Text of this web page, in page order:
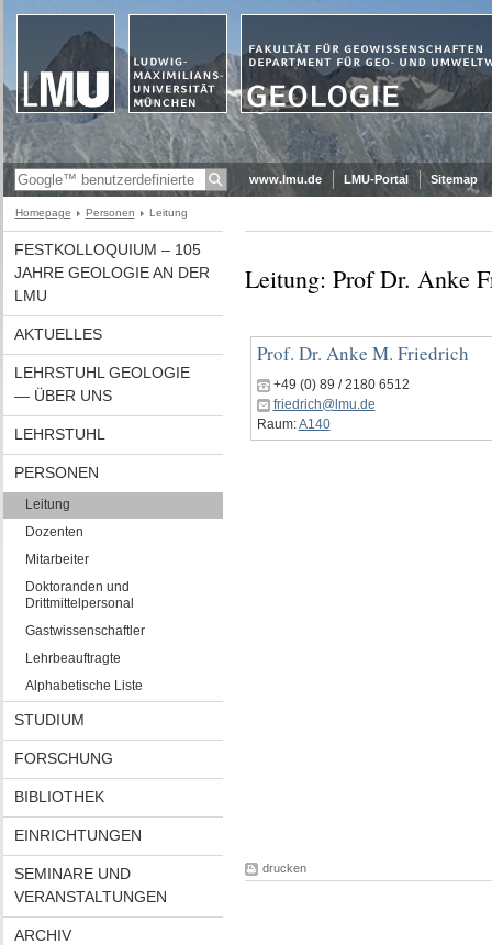
www.lmu.de LMU-Portal Sitemap
Homepage Personen Leitung
FESTKOLLOQUIUM – 105
JAHRE GEOLOGIE AN DER
LMU
AKTUELLES
LEHRSTUHL GEOLOGIE
— ÜBER UNS
LEHRSTUHL
PERSONEN
Leitung
Dozenten
Mitarbeiter
Doktoranden und
Drittmittelpersonal
Gastwissenschaftler
Lehrbeauftragte
Alphabetische Liste
STUDIUM
FORSCHUNG
BIBLIOTHEK
EINRICHTUNGEN
SEMINARE UND
VERANSTALTUNGEN
ARCHIV
Leitung: Prof Dr. Anke
Prof. Dr. Anke M. Friedrich
+49 (0) 89 / 2180 6512
friedrich@lmu.de
Raum:A140
drucken